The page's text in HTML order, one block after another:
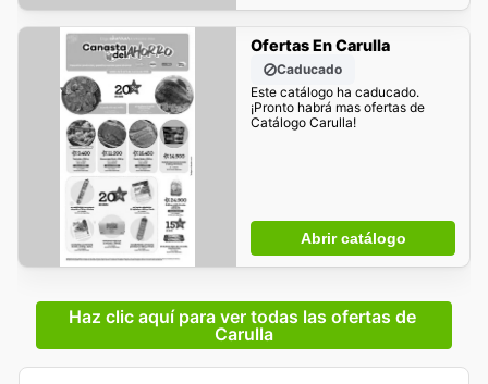
Ofertas En Carulla
Caducado
Este catálogo ha caducado.
¡Pronto habrá mas ofertas de
Catálogo Carulla!
Abrir catálogo
Haz clic aquí para ver todas las ofertas de
Carulla